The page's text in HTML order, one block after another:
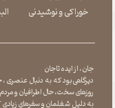
​​​​​​​خوراکی و نوشیدنی
جان ، از ایده تا جان
دیرگاهی بود که به دنبال عنصری ،
روزهای سخت ، حال اطرافیان و
به دلیل شغلمان و سفرهای زیادی